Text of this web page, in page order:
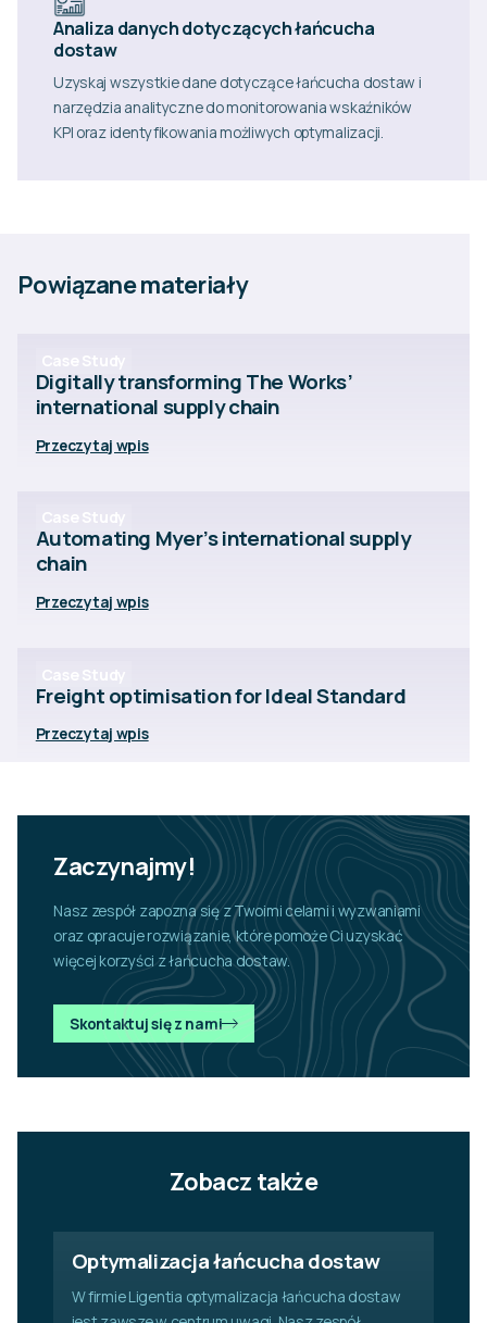
Analiza danych dotyczących łańcucha
dostaw
Uzyskaj wszystkie dane dotyczące łańcucha dostaw i
narzędzia analityczne do monitorowania wskaźników
KPI oraz identyfikowania możliwych optymalizacji.
Powiązane materiały
Case Study
Digitally transforming The Works’
international supply chain
Przeczytaj wpis
Case Study
Automating Myer’s international supply
chain
Przeczytaj wpis
Freight optimisation for Ideal Standard
Przeczytaj wpis
Zaczynajmy!
Nasz zespół zapozna się z Twoimi celami i wyzwaniami
oraz opracuje rozwiązanie, które pomoże Ci uzyskać
więcej korzyści z łańcucha dostaw.
Skontaktuj się z nami
Zobacz także
Optymalizacja łańcucha dostaw
W firmie Ligentia optymalizacja łańcucha dostaw